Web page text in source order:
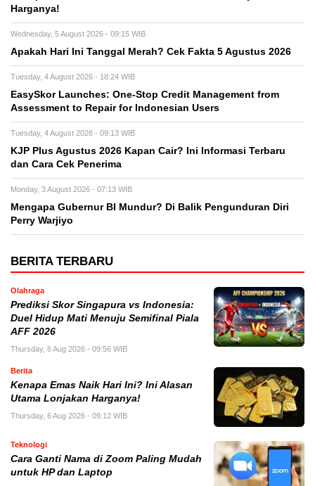
Harganya!
Wednesday, 5 August 2026 - 09:15 WIB
Apakah Hari Ini Tanggal Merah? Cek Fakta 5 Agustus 2026
Tuesday, 4 August 2026 - 18:24 WIB
EasySkor Launches: One-Stop Credit Management from
Assessment to Repair for Indonesian Users
Tuesday, 4 August 2026 - 09:13 WIB
KJP Plus Agustus 2026 Kapan Cair? Ini Informasi Terbaru
dan Cara Cek Penerima
Monday, 3 August 2026 - 07:13 WIB
Mengapa Gubernur BI Mundur? Di Balik Pengunduran Diri
Perry Warjiyo
BERITA TERBARU
Olahraga
Prediksi Skor Singapura vs Indonesia:
Duel Hidup Mati Menuju Semifinal Piala
AFF 2026
Thursday, 6 Aug 2026 - 09:56 WIB
Berita
Kenapa Emas Naik Hari Ini? Ini Alasan
Utama Lonjakan Harganya!
Thursday, 6 Aug 2026 - 09:12 WIB
Teknologi
Cara Ganti Nama di Zoom Paling Mudah
untuk HP dan Laptop